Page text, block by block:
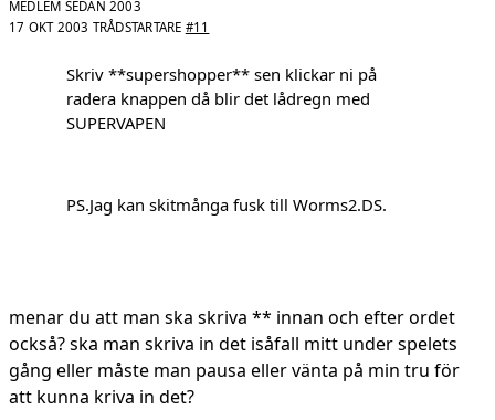
MEDLEM SEDAN 2003
17 OKT 2003 TRÅDSTARTARE #11
Skriv **supershopper** sen klickar ni på
radera knappen då blir det lådregn med
SUPERVAPEN
PS.Jag kan skitmånga fusk till Worms2.DS.
menar du att man ska skriva ** innan och efter ordet
också? ska man skriva in det isåfall mitt under spelets
gång eller måste man pausa eller vänta på min tru för
att kunna kriva in det?